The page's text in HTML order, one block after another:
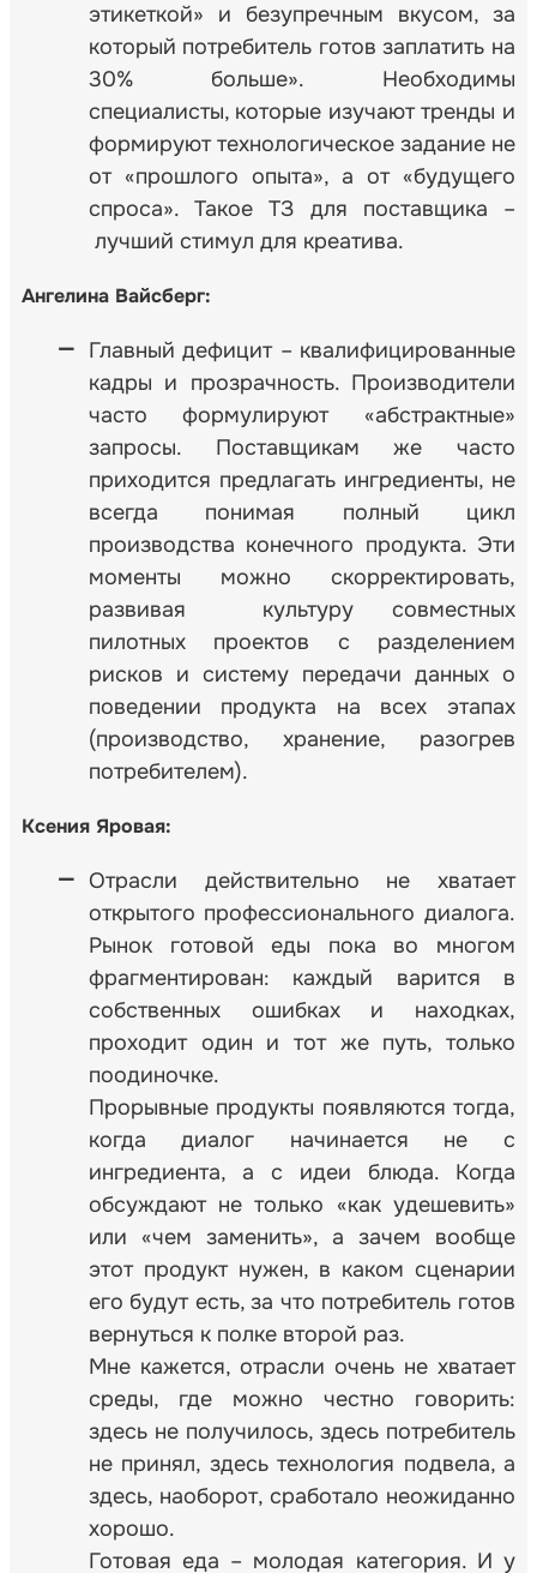
этикеткой» и безупречным вкусом, за
который потребитель готов заплатить на
30% больше». Необходимы
специалисты, которые изучают тренды и
формируют технологическое задание не
от «прошлого опыта», а от «будущего
спроса». Такое TЗ для поставщика –
лучший стимул для креатива.
Ангелина Вайсберг:
Главный дефицит – квалифицированные
кадры и прозрачность. Производители
часто формулируют «абстрактные»
запросы. Поставщикам же часто
приходится предлагать ингредиенты, не
всегда понимая полный цикл
производства конечного продукта. Эти
моменты можно скорректировать,
развивая культуру совместных
пилотных проектов с разделением
рисков и систему передачи данных о
поведении продукта на всех этапах
(производство, хранение, разогрев
потребителем).
Ксения Яровая:
Отрасли действительно не хватает
открытого профессионального диалога.
Рынок готовой еды пока во многом
фрагментирован: каждый варится в
собственных ошибках и находках,
проходит один и тот же путь, только
поодиночке.
Прорывные продукты появляются тогда,
когда диалог начинается не с
ингредиента, а с идеи блюда. Когда
обсуждают не только «как удешевить»
или «чем заменить», а зачем вообще
этот продукт нужен, в каком сценарии
его будут есть, за что потребитель готов
вернуться к полке второй раз.
Мне кажется, отрасли очень не хватает
среды, где можно честно говорить:
здесь не получилось, здесь потребитель
не принял, здесь технология подвела, а
здесь, наоборот, сработало неожиданно
хорошо.
Готовая еда – молодая категория. И у